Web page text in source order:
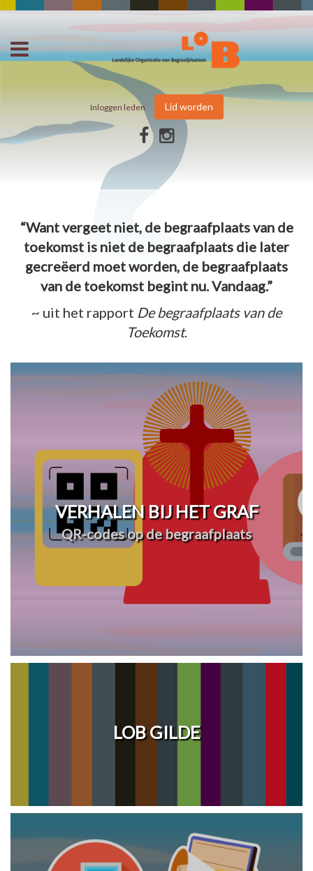
Inloggen leden Lid worden
“Want vergeet niet, de begraafplaats van de
toekomst is niet de begraafplaats die later
gecreëerd moet worden, de begraafplaats
van de toekomst begint nu. Vandaag.”
~ uit het rapport De begraafplaats van de
Toekomst.
VERHALEN BIJ HET GRAF
QR-codes op de begraafplaats
LOB GILDE